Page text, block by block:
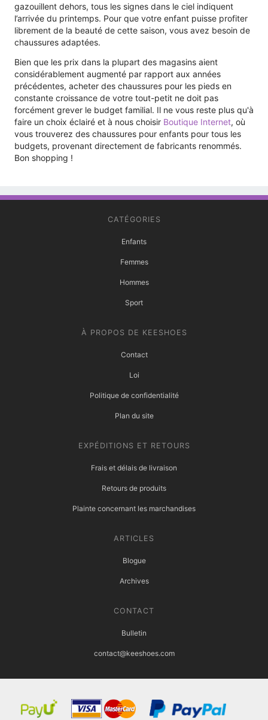
gazouillent dehors, tous les signes dans le ciel indiquent
l’arrivée du printemps. Pour que votre enfant puisse profiter
librement de la beauté de cette saison, vous avez besoin de
chaussures adaptées.
Bien que les prix dans la plupart des magasins aient
considérablement augmenté par rapport aux années
précédentes, acheter des chaussures pour les pieds en
constante croissance de votre tout-petit ne doit pas
forcément grever le budget familial. Il ne vous reste plus qu'à
faire un choix éclairé et à nous choisir Boutique Internet, où
vous trouverez des chaussures pour enfants pour tous les
budgets, provenant directement de fabricants renommés.
Bon shopping !
CATÉGORIES
Enfants
Femmes
Hommes
Sport
À PROPOS DE KEESHOES
Contact
Loi
Politique de confidentialité
Plan du site
EXPÉDITIONS ET RETOURS
Frais et délais de livraison
Retours de produits
Plainte concernant les marchandises
ARTICLES
Blogue
Archives
CONTACT
Bulletin
contact@keeshoes.com